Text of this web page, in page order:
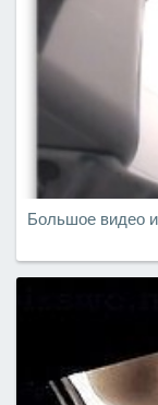
Большое видео